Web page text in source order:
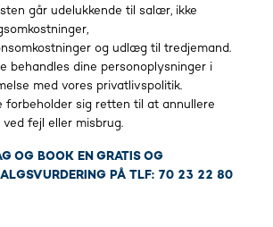
går udelukkende til salær, ikke
og udlæg til tredjemand.
behandles dine personoplysninger i
med vores privatlivspolitik.
forbeholder sig retten til at annullere
ved fejl eller misbrug.
OG BOOK EN GRATIS OG
PÅ TLF: 70 23 22 80